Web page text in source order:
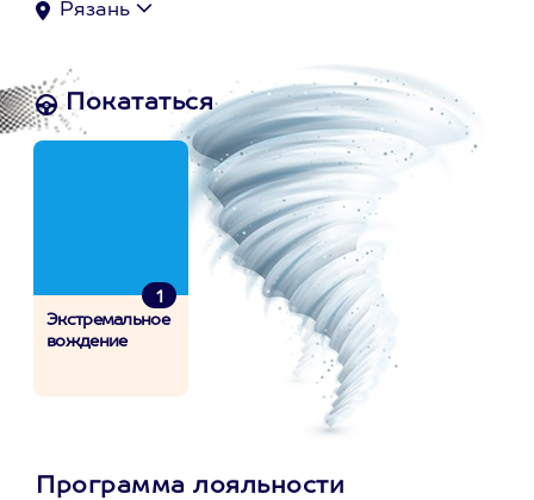
Рязань
Покататься
1
Экстремальное
вождение
Программа лояльности